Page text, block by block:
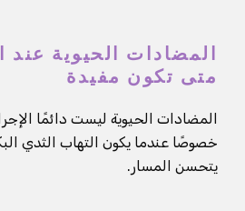
المضادات الحيوية عند
متى تكون مفيدة
المضادات الحيوية ليست دائمًا
خصوصًا عندما يكون التهاب الثدي
يتحسن المسار.